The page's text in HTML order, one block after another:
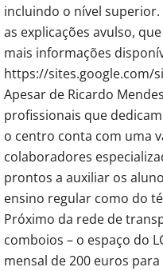
incluindo o nível
as explicações avulso,
mais informações
https://sites.google.com/
Apesar de Ricardo
profissionais que
o centro conta com uma
colaboradores
prontos a auxiliar os
ensino regular como do
Próximo da rede de
comboios – o espaço do
mensal de 200 euros